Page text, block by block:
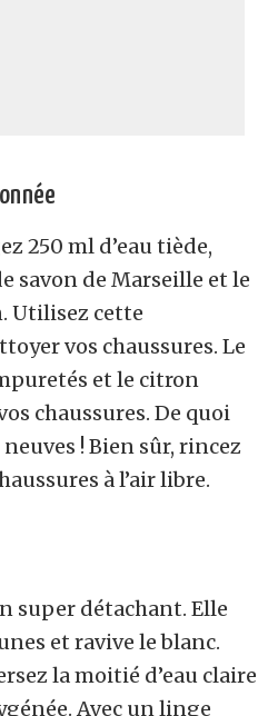
250 ml d’eau tiède,
savon de Marseille et le
Utilisez cette
vos chaussures. Le
et le citron
chaussures. De quoi
! Bien sûr, rincez
à l’air libre.
super détachant. Elle
et ravive le blanc.
la moitié d’eau claire
Avec un linge